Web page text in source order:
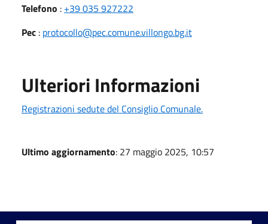
Telefono : +39 035 927222
Pec : protocollo@pec.comune.villongo.bg.it
Ulteriori Informazioni
Registrazioni sedute del Consiglio Comunale.
Ultimo aggiornamento: 27 maggio 2025, 10:57